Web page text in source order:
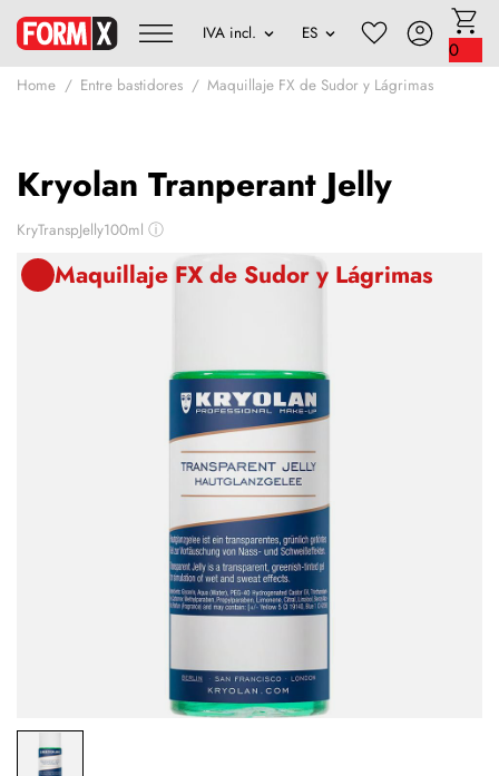
0
Home Entre bastidores Maquillaje FX de Sudor y Lágrimas
Kryolan Tranperant Jelly
KryTranspJelly100ml ⓘ
Maquillaje FX de Sudor y Lágrimas